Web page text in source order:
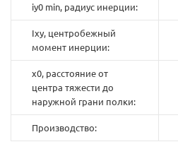
iy0 min, радиус инерции:
Ixy, центробежный
момент инерции:
x0, расстояние от
центра тяжести до
наружной грани полки:
Производство: